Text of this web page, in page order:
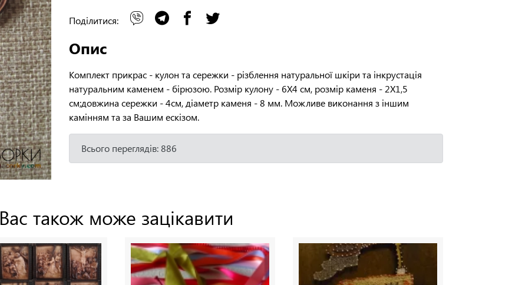
Поділитися:
Опис
Комплект прикрас - кулон та сережки - різблення натуральної шкіри та інкрустація
натуральним каменем - бірюзою. Розмір кулону - 6Х4 см, розмір каменя - 2Х1,5
см;довжина сережки - 4см, діаметр каменя - 8 мм. Можливе виконання з іншим
камінням та за Вашим ескізом.
Всього переглядів: 886
Вас також може зацікавити